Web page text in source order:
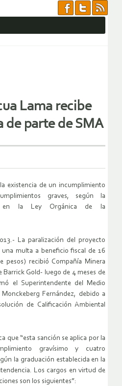
Lama recibe
de parte de SMA
existencia de un incumplimiento
graves, según la
en la Ley Orgánica de la
La paralización del proyecto
una multa a beneficio fiscal de 16
pesos) recibió Compañía Minera
Barrick Gold- luego de 4 meses de
el Superintendente del Medio
Fernández, debido a
de Calificación Ambiental
que “esta sanción se aplica por la
gravísimo y cuatro
la graduación establecida en la
Los cargos en virtud de
son los siguientes”: